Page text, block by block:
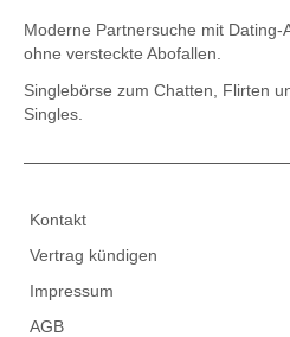
Moderne Partnersuche mit Dating-
ohne versteckte Abofallen.
Singlebörse zum Chatten, Flirten
Singles.
Kontakt
Vertrag kündigen
Impressum
AGB